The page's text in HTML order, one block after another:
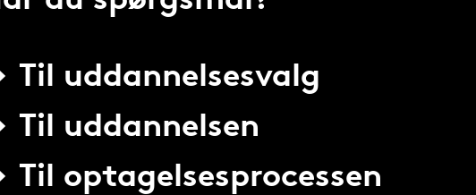
Til uddannelsesvalg
Til uddannelsen
Til optagelsesprocessen